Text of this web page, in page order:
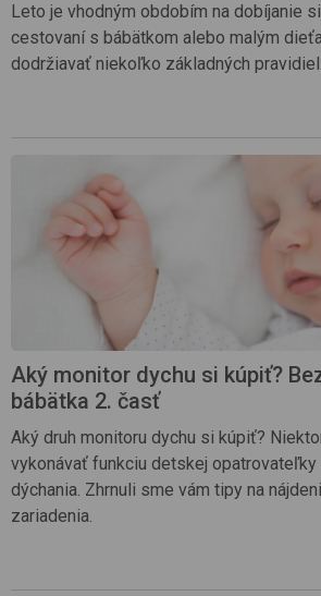
Leto je vhodným obdobím na dobíjanie
cestovaní s bábätkom alebo malým
dodržiavať niekoľko základných pravidiel.
Aký monitor dychu si kúpiť?
bábätka 2. časť
Aký druh monitoru dychu si kúpiť?
vykonávať funkciu detskej opatrovateľky
dýchania. Zhrnuli sme vám tipy na
zariadenia.